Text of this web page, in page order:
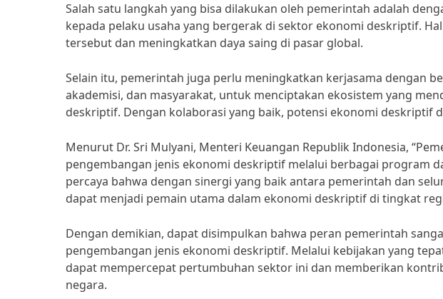
Salah satu langkah yang bisa dilakukan oleh pemerintah adalah
kepada pelaku usaha yang bergerak di sektor ekonomi deskriptif.
tersebut dan meningkatkan daya saing di pasar global.
Selain itu, pemerintah juga perlu meningkatkan kerjasama dengan
akademisi, dan masyarakat, untuk menciptakan ekosistem yang
deskriptif. Dengan kolaborasi yang baik, potensi ekonomi deskriptif
Menurut Dr. Sri Mulyani, Menteri Keuangan Republik Indonesia,
pengembangan jenis ekonomi deskriptif melalui berbagai program
percaya bahwa dengan sinergi yang baik antara pemerintah dan
dapat menjadi pemain utama dalam ekonomi deskriptif di tingkat
Dengan demikian, dapat disimpulkan bahwa peran pemerintah
pengembangan jenis ekonomi deskriptif. Melalui kebijakan yang
dapat mempercepat pertumbuhan sektor ini dan memberikan
negara.